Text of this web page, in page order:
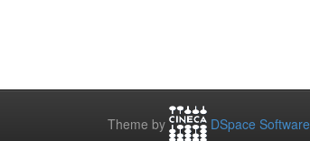
Theme by DSpace Software